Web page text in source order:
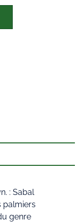
: Sabal
palmiers
genre